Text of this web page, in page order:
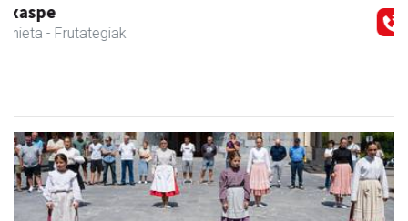
Txortu mekanizaketa eta muntaketa
Asteasu - Mekanizatuak